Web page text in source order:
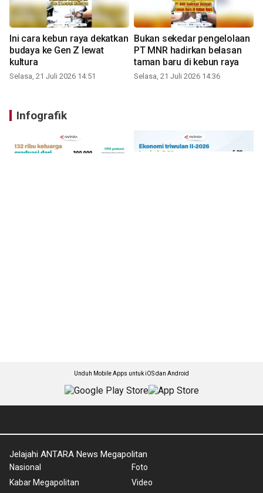
Ini cara kebun raya dekatkan
budaya ke Gen Z lewat
kultura
Selasa, 21 Juli 2026 14:51
Bukan sekedar pengelolaan
PT MNR hadirkan belasan
taman baru di kebun raya
Selasa, 21 Juli 2026 14:36
Infografik
Unduh Mobile Apps untuk iOS dan Android
Jelajahi ANTARA News Megapolitan
Nasional
Kabar Megapolitan
Foto
Video